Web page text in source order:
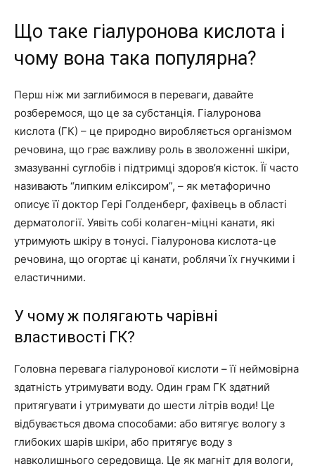
Що таке гіалуронова кислота і
чому вона така популярна?
Перш ніж ми заглибимося в переваги, давайте
розберемося, що це за субстанція. Гіалуронова
кислота (ГК) – це природно виробляється організмом
речовина, що грає важливу роль в зволоженні шкіри,
змазуванні суглобів і підтримці здоров’я кісток. Її часто
називають “липким еліксиром”, – як метафорично
описує її доктор Гері Голденберг, фахівець в області
дерматології. Уявіть собі колаген-міцні канати, які
утримують шкіру в тонусі. Гіалуронова кислота-це
речовина, що огортає ці канати, роблячи їх гнучкими і
еластичними.
У чому ж полягають чарівні
властивості ГК?
Головна перевага гіалуронової кислоти – її неймовірна
здатність утримувати воду. Один грам ГК здатний
притягувати і утримувати до шести літрів води! Це
відбувається двома способами: або витягує вологу з
глибоких шарів шкіри, або притягує воду з
навколишнього середовища. Це як магніт для вологи,